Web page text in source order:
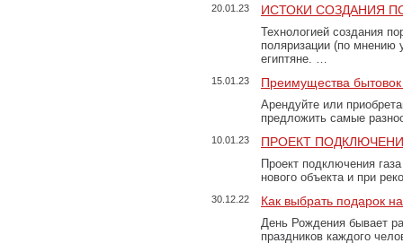
20.01.23 ИСТОКИ СОЗДАНИЯ
Технологией создания
поляризации (по
египтяне. …
15.01.23 Преимущества
Арендуйте или
предложить самые
10.01.23 ПРОЕКТ
Проект подключения
нового объекта и при
30.12.22 Как выбрать подарок
День Рождения бывает
праздников каждого